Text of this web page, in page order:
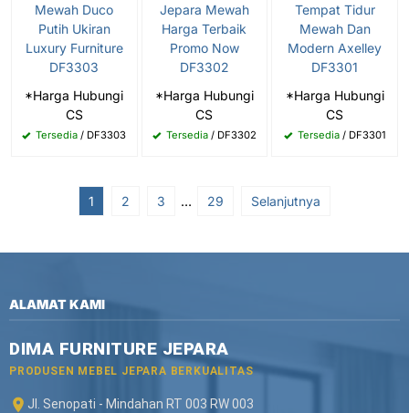
Mewah Duco
Putih Ukiran
Luxury Furniture
DF3303
*Harga Hubungi
CS
Tersedia / DF3303
Jepara Mewah
Harga Terbaik
Promo Now
DF3302
*Harga Hubungi
CS
Tersedia/ DF3302
Tempat Tidur
Mewah Dan
Modern Axelley
DF3301
*Harga Hubungi
CS
Tersedia/ DF3301
1 2 3 … 29 Selanjutnya
ALAMAT KAMI
DIMA FURNITURE JEPARA
PRODUSEN MEBEL JEPARA BERKUALITAS
Jl. Senopati - Mindahan RT 003 RW 003